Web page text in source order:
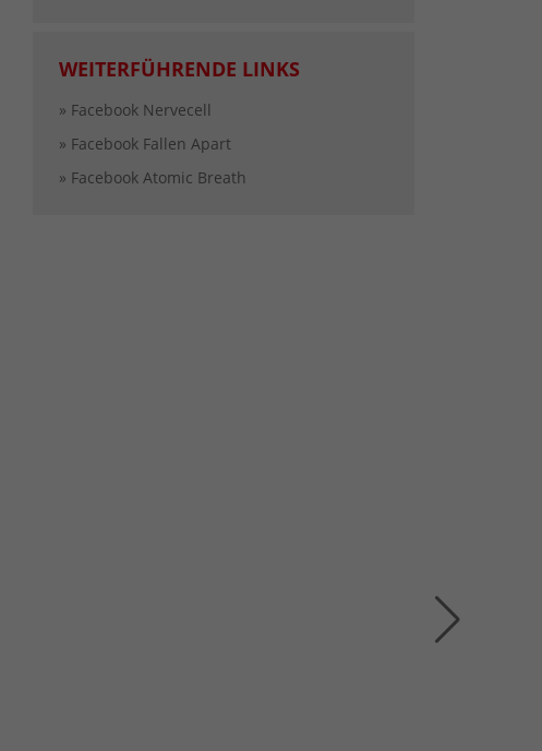
WEITERFÜHRENDE LINKS
» Facebook Nervecell
» Facebook Fallen Apart
» Facebook Atomic Breath